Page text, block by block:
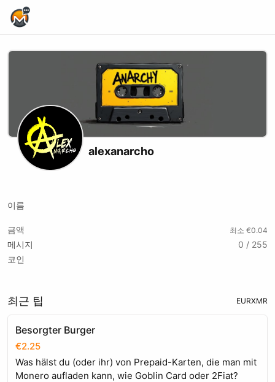
alexanarcho
이름
금액 최소 €0.04
메시지
0 / 255
코인
최근 팁 EURXMR
Besorgter Burger
€2.25
Was hälst du (oder ihr) von Prepaid-Karten, die man mit
Monero aufladen kann, wie Goblin Card oder 2Fiat?